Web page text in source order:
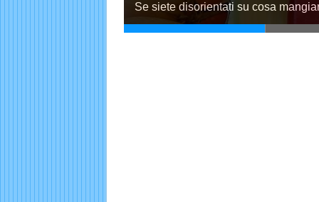
Se siete disorientati su cosa